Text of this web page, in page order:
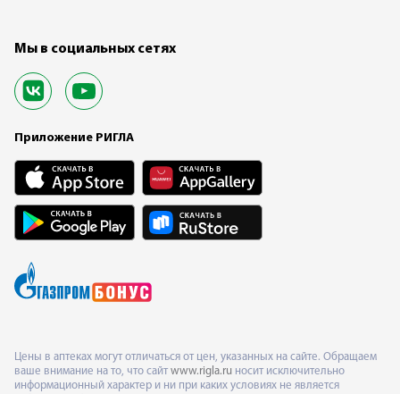
Мы в социальных сетях
Приложение РИГЛА
Цены в аптеках могут отличаться от цен, указанных на сайте. Обращаем
ваше внимание на то, что сайт www.rigla.ru носит исключительно
информационный характер и ни при каких условиях не является